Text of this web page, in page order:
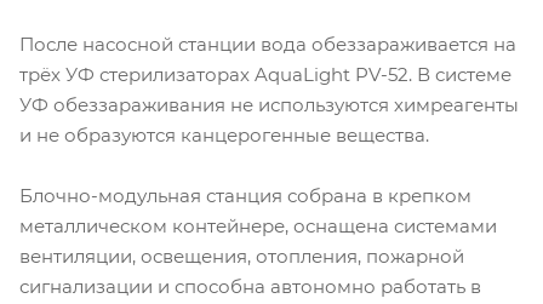
После насосной станции вода обеззараживается на
трёх УФ стерилизаторах AquaLight PV-52. В системе
УФ обеззараживания не используются химреагенты
и не образуются канцерогенные вещества.
Блочно-модульная станция собрана в крепком
металлическом контейнере, оснащена системами
вентиляции, освещения, отопления, пожарной
сигнализации и способна автономно работать в